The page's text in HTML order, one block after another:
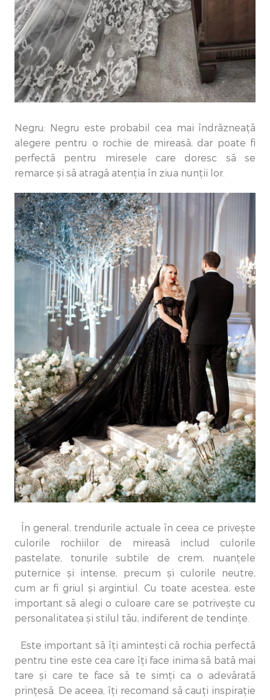
Negru: Negru este probabil cea mai îndrăzneață
alegere pentru o rochie de mireasă, dar poate fi
perfectă pentru miresele care doresc să se
remarce și să atragă atenția în ziua nunții lor.
În general, trendurile actuale în ceea ce privește
culorile rochiilor de mireasă includ culorile
pastelate, tonurile subtile de crem, nuanțele
puternice și intense, precum și culorile neutre,
cum ar fi griul și argintiul. Cu toate acestea, este
important să alegi o culoare care se potrivește cu
personalitatea și stilul tău, indiferent de tendințe.
Este important să îți amintești că rochia perfectă
pentru tine este cea care îți face inima să bată mai
tare și care te face să te simți ca o adevărată
prințesă. De aceea, îți recomand să cauți inspirație